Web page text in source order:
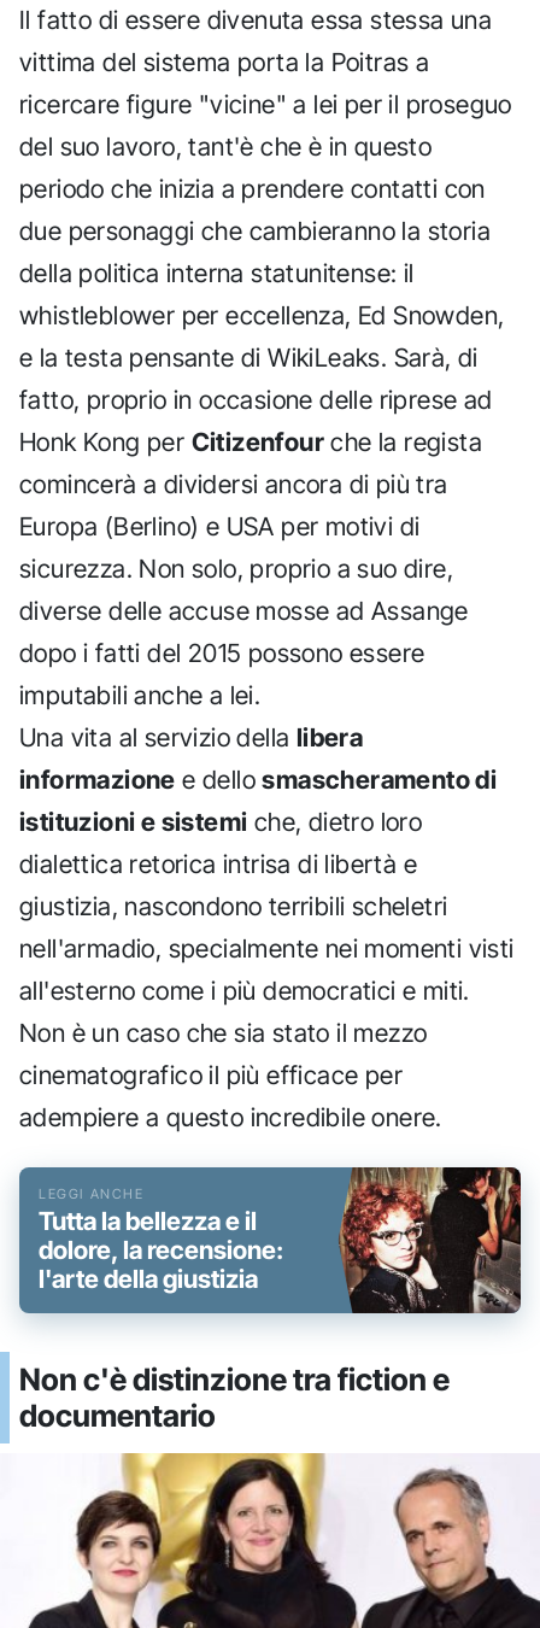
Il fatto di essere divenuta essa stessa una
vittima del sistema porta la Poitras a
ricercare figure "vicine" a lei per il proseguo
del suo lavoro, tant'è che è in questo
periodo che inizia a prendere contatti con
due personaggi che cambieranno la storia
della politica interna statunitense: il
whistleblower per eccellenza, Ed Snowden,
e la testa pensante di WikiLeaks. Sarà, di
fatto, proprio in occasione delle riprese ad
Honk Kong per Citizenfour che la regista
comincerà a dividersi ancora di più tra
Europa (Berlino) e USA per motivi di
sicurezza. Non solo, proprio a suo dire,
diverse delle accuse mosse ad Assange
dopo i fatti del 2015 possono essere
imputabili anche a lei.
Una vita al servizio della libera
informazione e dellosmascheramento di
istituzioni e sistemi che, dietro loro
dialettica retorica intrisa di libertà e
giustizia, nascondono terribili scheletri
nell'armadio, specialmente nei momenti visti
all'esterno come i più democratici e miti.
Non è un caso che sia stato il mezzo
cinematografico il più efficace per
adempiere a questo incredibile onere.
Tutta la bellezza e il
dolore, la recensione:
l'arte della giustizia
Non c'è distinzione tra fiction e
documentario